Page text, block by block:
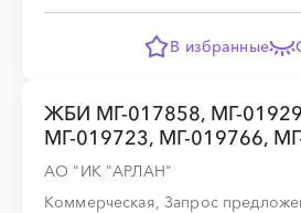
В избранные
ЖБИ МГ-017858, МГ-
МГ-019723, МГ-019766,
АО "ИК "АРЛАН"
Коммерческая, Запрос